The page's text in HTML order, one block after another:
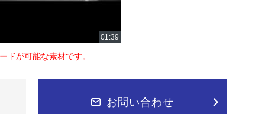
が可能な素材です。
お問い合わせ